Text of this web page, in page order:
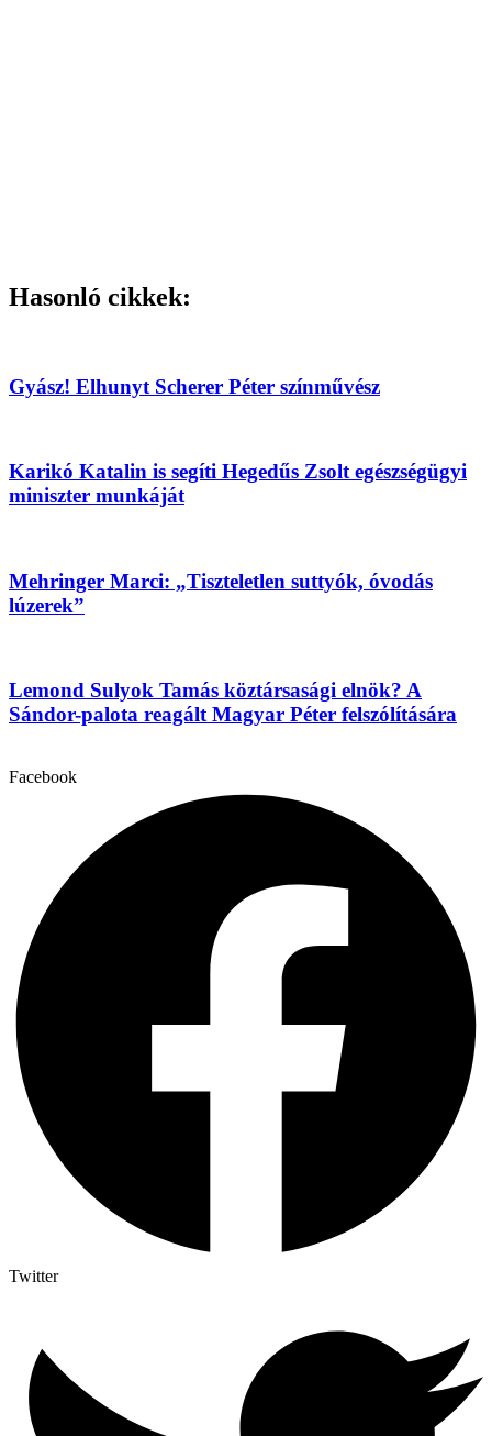
Hasonló cikkek:
Gyász! Elhunyt Scherer Péter színművész
Karikó Katalin is segíti Hegedűs Zsolt egészségügyi
miniszter munkáját
Mehringer Marci: „Tiszteletlen suttyók, óvodás
lúzerek”
Lemond Sulyok Tamás köztársasági elnök? A
Sándor-palota reagált Magyar Péter felszólítására
Facebook
Twitter